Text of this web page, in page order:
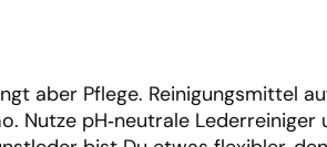
aber Pflege. Reinigungsmittel
Nutze pH‑neutrale